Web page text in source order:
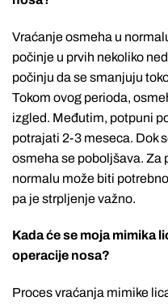
Vraćanje osmeha u
počinje u prvih nekoliko
počinju da se smanjuju
Tokom ovog perioda,
izgled. Međutim, potpuni
potrajati 2-3 meseca. Dok
osmeha se poboljšava. Za
normalu može biti
pa je strpljenje važno.
Kada će se moja mimika
operacije nosa?
Proces vraćanja mimike